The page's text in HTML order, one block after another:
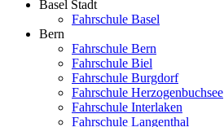
Basel Stadt
Fahrschule Basel
Bern
Fahrschule Bern
Fahrschule Biel
Fahrschule Burgdorf
Fahrschule Herzogenbuchsee
Fahrschule Interlaken
Fahrschule Langenthal